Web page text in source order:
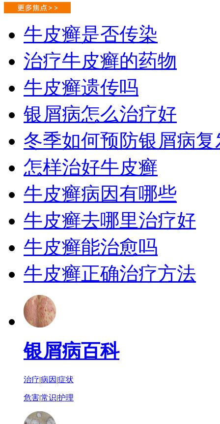
牛皮癣是否传染
治疗牛皮癣的药物
牛皮癣遗传吗
银屑病怎么治疗好
冬季如何预防银屑病复
怎样治好牛皮癣
牛皮癣病因有哪些
牛皮癣去哪里治疗好
牛皮癣能治愈吗
牛皮癣正确治疗方法
银屑病百科
治疗|病因 |症状
危害|常识|护理